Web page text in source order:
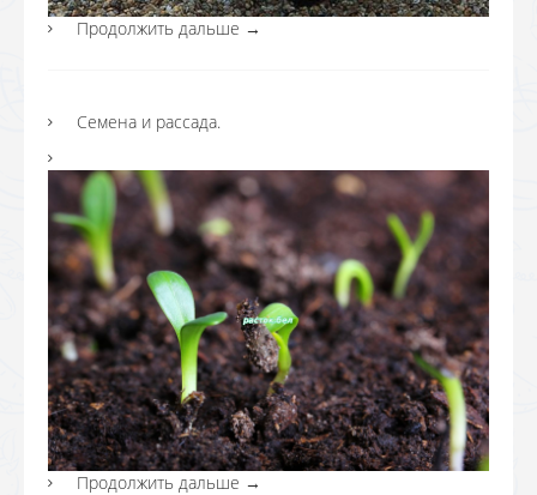
Продолжить дальше →
Семена и рассада.
Продолжить дальше →